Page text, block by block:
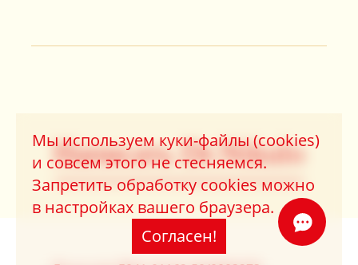
Мы используем куки-файлы (cookies)
и совсем этого не стесняемся.
Запретить обработку cookies можно
в настройках вашего браузера.
Согласен!
Написать Dr.Nikulo